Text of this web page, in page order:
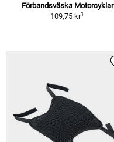
Förbandsväska Motorcyklar
109,75 kr1